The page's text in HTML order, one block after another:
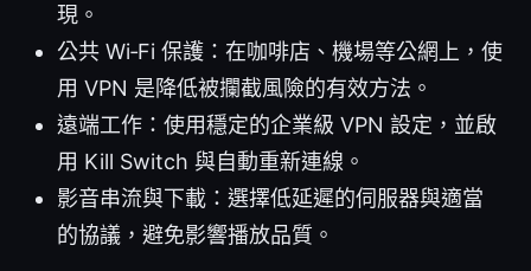
現。
公共 Wi‑Fi 保護：在咖啡店、機場等公網上，使
用 VPN 是降低被攔截風險的有效方法。
遠端工作：使用穩定的企業級 VPN 設定，並啟
用 Kill Switch 與自動重新連線。
影音串流與下載：選擇低延遲的伺服器與適當
的協議，避免影響播放品質。